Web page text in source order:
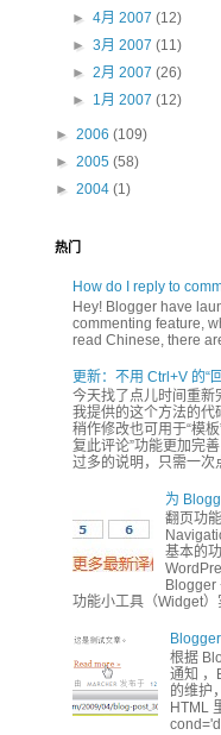
►4月 2007(12)
►3月 2007(11)
►2月 2007(26)
► 1月 2007(12)
► 2006 (109)
► 2005 (58)
► 2004 (1)
热门
How do I reply to
Hey! Blogger have
commenting feature,
read Chinese, there
更新：不用 Ctrl+V 的“
今天找了点儿时间重新
我提供的这个方法的代
稍作修改也可用于“模
复此评论”功能更加完
过多的说明，只需一次
为
翻页功
基本的
Blogger
功能小工具（Widget
根据
通知 ，
的维护
HTML